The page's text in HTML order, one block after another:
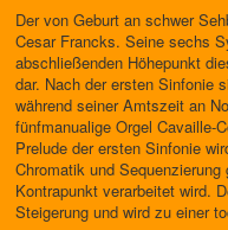
Der von Geburt an schwer
Cesar Francks. Seine sechs
abschließenden Höhepunkt
dar. Nach der ersten Sinfonie
während seiner Amts­zeit an
fünfmanualige Orgel Cavaille-
Prelude der ersten Sin­fonie
Chromatik und
Kontrapunkt verarbeitet wird.
Steigerung und wird zu einer